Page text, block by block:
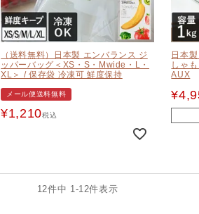
（送料無料）日本製 エンバランス ジ
ッパーバッグ＜XS・S・Mwide・L・
XL＞ / 保存袋 冷凍可 鮮度保持
メール便送料無料
¥1,210税込
日本
しゃ
AUX
¥
12件中 1-12件表示